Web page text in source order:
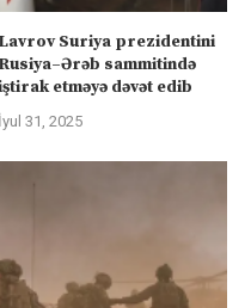
Lavrov Suriya prezidentini
Rusiya–Ərəb sammitində
etməyə dəvət edib
İyul 31, 2025